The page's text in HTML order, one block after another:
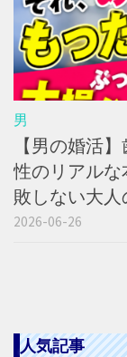
男
【男の婚活
性のリアル
敗しない大人
2026-06-26
人気記事